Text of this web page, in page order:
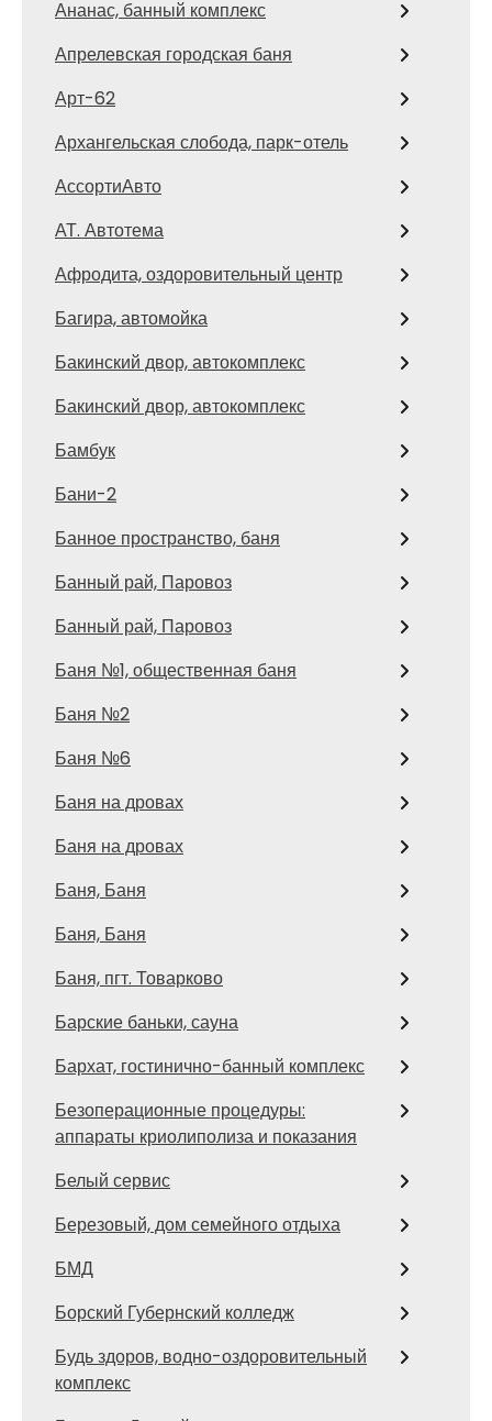
Ананас, банный комплекс
Апрелевская городская баня
Арт-62
Архангельская слобода, парк-отель
АссортиАвто
АТ. Автотема
Афродита, оздоровительный центр
Багира, автомойка
Бакинский двор, автокомплекс
Бакинский двор, автокомплекс
Бамбук
Бани-2
Банное пространство, баня
Банный рай, Паровоз
Банный рай, Паровоз
Баня №1, общественная баня
Баня №2
Баня №6
Баня на дровах
Баня на дровах
Баня, Баня
Баня, Баня
Баня, пгт. Товарково
Барские баньки, сауна
Бархат, гостинично-банный комплекс
Безоперационные процедуры:
аппараты криолиполиза и показания
Белый сервис
Березовый, дом семейного отдыха
БМД
Борский Губернский колледж
Будь здоров, водно-оздоровительный
комплекс